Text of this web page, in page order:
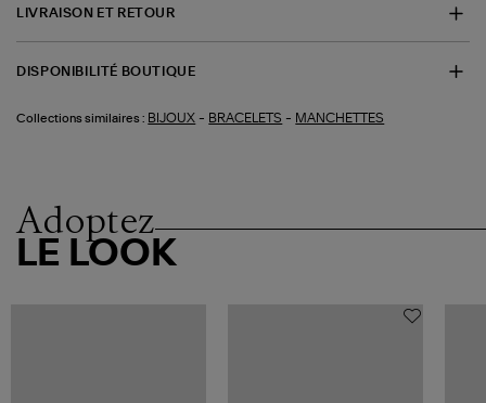
LIVRAISON ET RETOUR
DISPONIBILITÉ BOUTIQUE
Collections similaires : BIJOUX - BRACELETS - MANCHETTES
Adoptez
LE LOOK